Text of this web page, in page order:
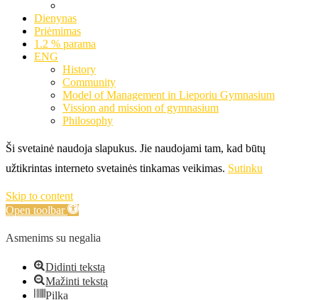
Dienynas
Priėmimas
1.2 % parama
ENG
History
Community
Model of Management in Lieporiu Gymnasium
Vission and mission of gymnasium
Philosophy
Ši svetainė naudoja slapukus. Jie naudojami tam, kad būtų
užtikrintas interneto svetainės tinkamas veikimas. Sutinku
Skip to content
Open toolbar
Asmenims su negalia
Didinti tekstą
Mažinti tekstą
Pilka